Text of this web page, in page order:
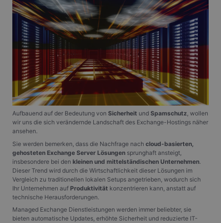
Aufbauend auf der Bedeutung von Sicherheit und Spamschutz, wollen
wir uns die sich verändernde Landschaft des Exchange-Hostings näher
ansehen.
Sie werden bemerken, dass die Nachfrage nach cloud-basierten,
gehosteten Exchange Server Lösungensprunghaft ansteigt,
insbesondere bei den kleinen und mittelständischen Unternehmen.
Dieser Trend wird durch die Wirtschaftlichkeit dieser Lösungen im
Vergleich zu traditionellen lokalen Setups angetrieben, wodurch sich
Ihr Unternehmen auf Produktivität konzentrieren kann, anstatt auf
technische Herausforderungen.
Managed Exchange Dienstleistungen werden immer beliebter, sie
bieten automatische Updates, erhöhte Sicherheit und reduzierte IT-